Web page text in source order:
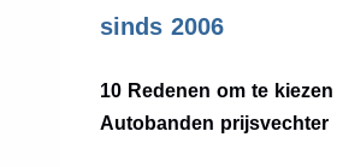
sinds 2006
10 Redenen om te
Autobanden prijsvechter